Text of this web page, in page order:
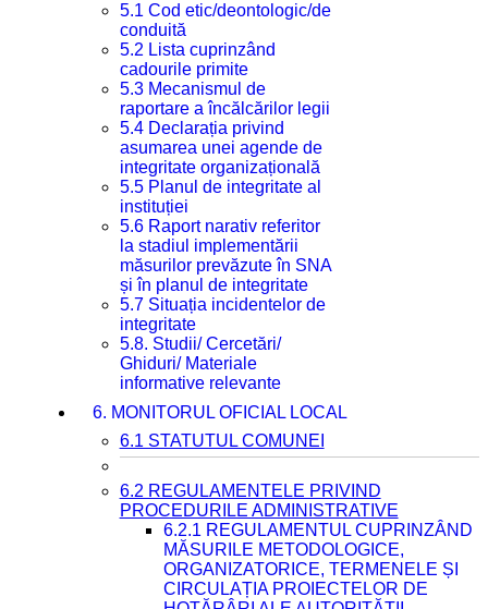
5.1 Cod etic/deontologic/de
conduită
5.2 Lista cuprinzând
cadourile primite
5.3 Mecanismul de
raportare a încălcărilor legii
5.4 Declarația privind
asumarea unei agende de
integritate organizațională
5.5 Planul de integritate al
instituției
5.6 Raport narativ referitor
la stadiul implementării
măsurilor prevăzute în SNA
și în planul de integritate
5.7 Situația incidentelor de
integritate
5.8. Studii/ Cercetări/
Ghiduri/ Materiale
informative relevante
6. MONITORUL OFICIAL LOCAL
6.1 STATUTUL COMUNEI
6.2 REGULAMENTELE PRIVIND
PROCEDURILE ADMINISTRATIVE
6.2.1 REGULAMENTUL CUPRINZÂND
MĂSURILE METODOLOGICE,
ORGANIZATORICE, TERMENELE ȘI
CIRCULAȚIA PROIECTELOR DE